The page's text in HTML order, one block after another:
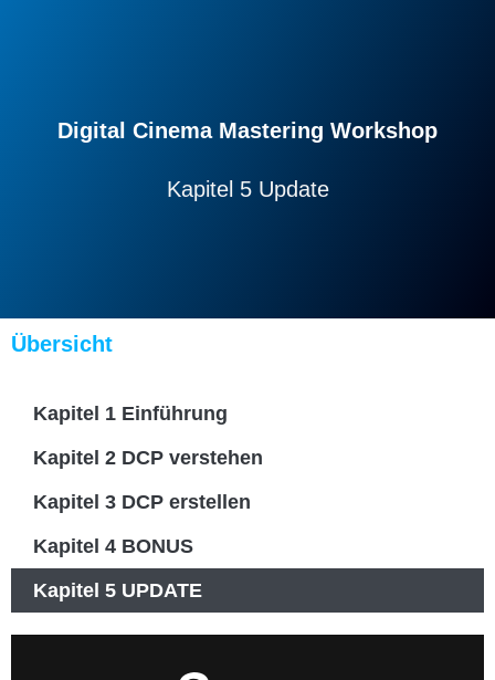
Digital Cinema Mastering Workshop
Kapitel 5 Update
Übersicht
Kapitel 1 Einführung
Kapitel 2 DCP verstehen
Kapitel 3 DCP erstellen
Kapitel 4 BONUS
Kapitel 5 UPDATE